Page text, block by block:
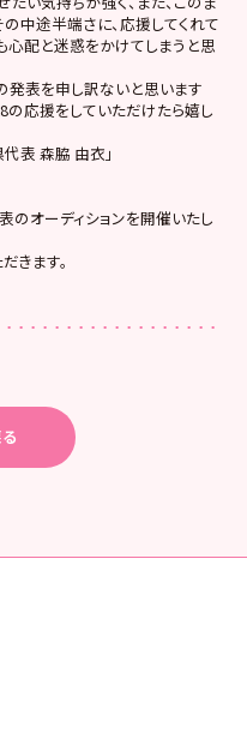
中途半端さに、応援してくれて
心配と迷惑をかけてしまうと思
発表を申し訳ないと思います
の応援をしていただけたら嬉し
表 森脇 由衣」
のオーディションを開催いたし
きます。